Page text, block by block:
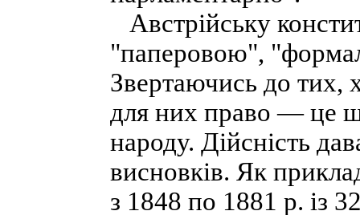
Австрійську
"паперовою",
Звертаючись до тих,
для них право — це
народу. Дійсність
висновків. Як
з 1848 по 1881 р. із